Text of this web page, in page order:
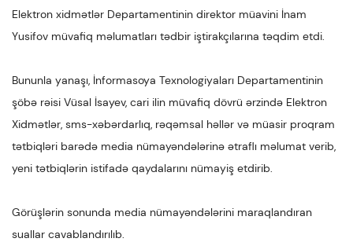
Elektron xidmətlər Departamentinin direktor müavini İnam
Yusifov müvafiq məlumatları tədbir iştirakçılarına təqdim etdi.
Bununla yanaşı, İnformasoya Texnologiyaları Departamentinin
şöbə rəisi Vüsal İsayev, cari ilin müvafiq dövrü ərzində Elektron
Xidmətlər, sms-xəbərdarlıq, rəqəmsal həllər və müasir proqram
tətbiqləri barədə media nümayəndələrinə ətraflı məlumat verib,
yeni tətbiqlərin istifadə qaydalarını nümayiş etdirib.
Görüşlərin sonunda media nümayəndələrini maraqlandıran
suallar cavablandırılıb.